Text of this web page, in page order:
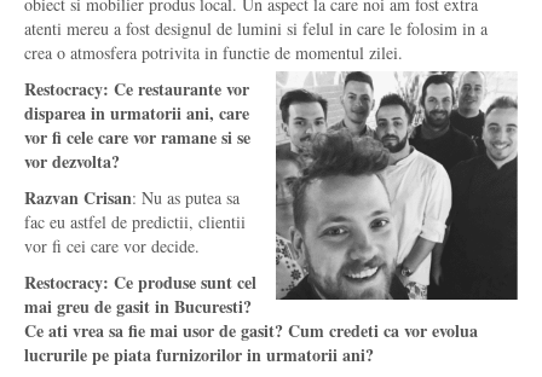
atenti mereu a fost designul de lumini si felul in care le folosim in a
crea o atmosfera potrivita in functie de momentul zilei.
Restocracy: Ce restaurante vor
disparea in urmatorii ani, care
vor fi cele care vor ramane si se
vor dezvolta?
Razvan Crisan: Nu as putea sa
fac eu astfel de predictii, clientii
vor fi cei care vor decide.
Restocracy: Ce produse sunt cel
mai greu de gasit in Bucuresti?
Ce ati vrea sa fie mai usor de gasit? Cum credeti ca vor evolua
lucrurile pe piata furnizorilor in urmatorii ani?